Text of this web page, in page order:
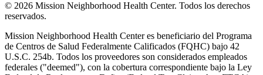
© 2026 Mission Neighborhood Health Center. Todos los derechos
reservados.
Mission Neighborhood Health Center es beneficiario del Programa
de Centros de Salud Federalmente Calificados (FQHC) bajo 42
U.S.C. 254b. Todos los proveedores son considerados empleados
federales ("deemed"), con la cobertura correspondiente bajo la Ley